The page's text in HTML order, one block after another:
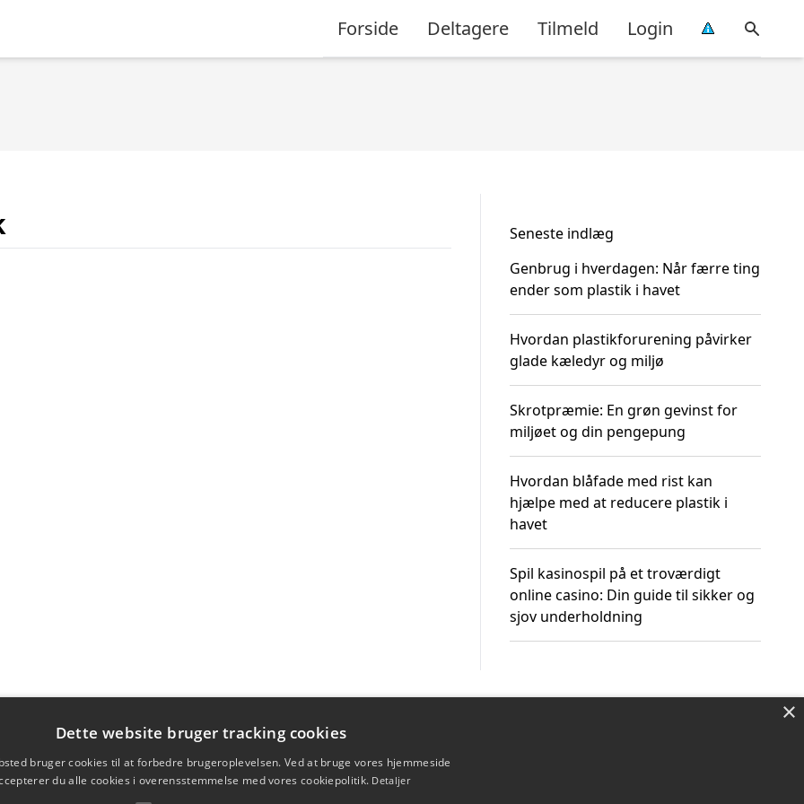
Forside Deltagere Tilmeld Login
Seneste indlæg
Genbrug i hverdagen: Når færre ting
ender som plastik i havet
Hvordan plastikforurening påvirker
glade kæledyr og miljø
Skrotpræmie: En grøn gevinst for
miljøet og din pengepung
Hvordan blåfade med rist kan
hjælpe med at reducere plastik i
havet
Spil kasinospil på et troværdigt
online casino: Din guide til sikker og
sjov underholdning
×
Dette website bruger tracking cookies
bruger cookies til at forbedre brugeroplevelsen. Ved at bruge vores hjemmeside
du alle cookies i overensstemmelse med vores cookiepolitik. Detaljer